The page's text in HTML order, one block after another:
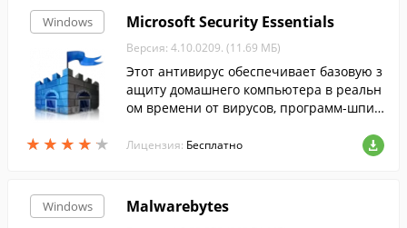
Windows
★ ★ ★ ★ ★
★ ★ ★ ★ ★
Microsoft Security Essentials
Версия: 4.10.0209. (11.69 МБ)
Этот антивирус обеспечивает базовую з
ащиту домашнего компьютера в реальн
ом времени от вирусов, программ-шпио
Лицензия: Бесплатно
Windows Malwarebytes